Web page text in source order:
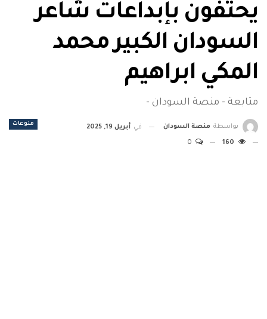
يحتفون بإبداعات شاعر
السودان الكبير محمد
المكي ابراهيم
متابعة - منصة السودان -
منوعات بواسطة منصة السودان في أبريل 19, 2025
160